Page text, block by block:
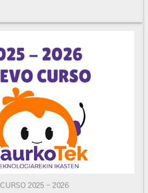
CURSO 2025 – 2026